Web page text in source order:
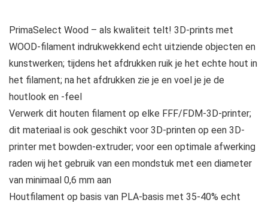
PrimaSelect Wood – als kwaliteit telt! 3D-prints met
WOOD-filament indrukwekkend echt uitziende objecten en
kunstwerken; tijdens het afdrukken ruik je het echte hout in
het filament; na het afdrukken zie je en voel je je de
houtlook en -feel
Verwerk dit houten filament op elke FFF/FDM-3D-printer;
dit materiaal is ook geschikt voor 3D-printen op een 3D-
printer met bowden-extruder; voor een optimale afwerking
raden wij het gebruik van een mondstuk met een diameter
van minimaal 0,6 mm aan
Houtfilament op basis van PLA-basis met 35-40% echt